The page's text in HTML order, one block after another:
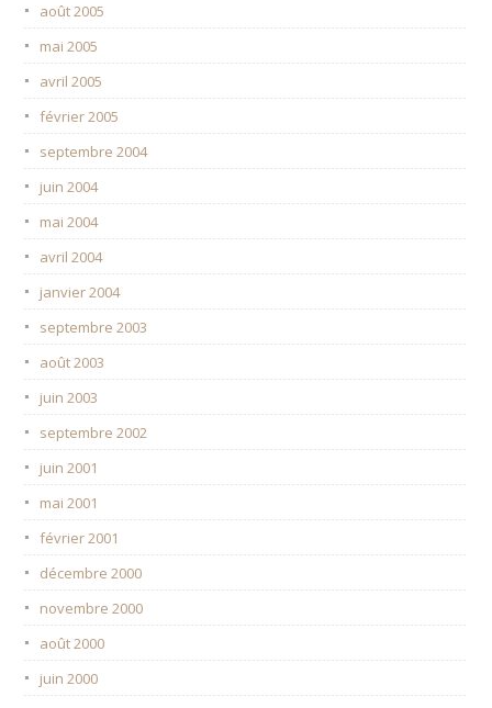
août 2005
mai 2005
avril 2005
février 2005
septembre 2004
juin 2004
mai 2004
avril 2004
janvier 2004
septembre 2003
août 2003
juin 2003
septembre 2002
juin 2001
mai 2001
février 2001
décembre 2000
novembre 2000
août 2000
juin 2000